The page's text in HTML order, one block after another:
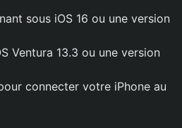
sous iOS 16 ou une version
Ventura 13.3 ou une version
connecter votre iPhone au